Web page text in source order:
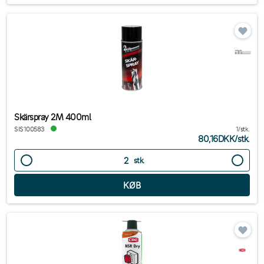
Skärspray 2M 400ml
SIS100583 1/stk.
80,16DKK/stk.
stk.